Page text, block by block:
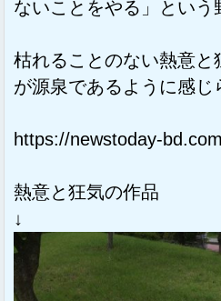
ないことをやる」という
枯れることのない熱意と
が源泉であるように感じ
https://newstoday-
熱意と狂気の作品
↓